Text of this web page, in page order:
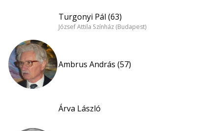
Turgonyi Pál (63)
József Attila Színház (Budapest)
Ambrus András (57)
Árva László